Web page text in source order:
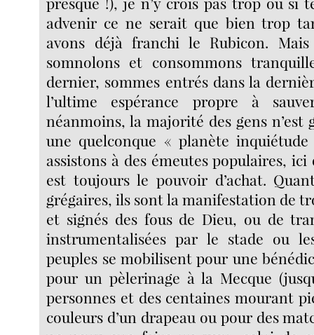
advenir ce ne serait que bien trop
avons déjà franchi le Rubicon. Mais
somnolons et consommons
dernier, sommes entrés dans la
l’ultime espérance propre à
néanmoins, la majorité des gens n’est
une quelconque « planète
assistons à des émeutes populaires,
est toujours le pouvoir d’achat.
grégaires, ils sont la manifestation de
et signés des fous de Dieu, ou de
instrumentalisées par le stade ou
peuples se mobilisent pour une
pour un pèlerinage à la Mecque
personnes et des centaines mourant
couleurs d’un drapeau ou pour des